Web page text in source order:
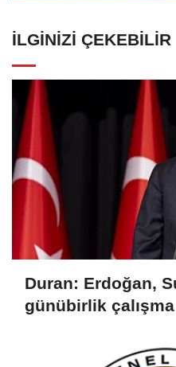
İLGINIZI ÇEKEBILIR
Duran: Erdoğan,
günübirlik